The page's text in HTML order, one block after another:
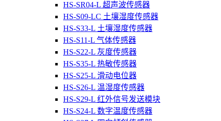
HS-SR04-L 超声波传感器
HS-S09-LC 土壤湿度传感器
HS-S33-L 土壤湿度传感器
HS-S11-L 气体传感器
HS-S22-L 灰度传感器
HS-S35-L 热敏传感器
HS-S25-L 滑动电位器
HS-S26-L 温湿度传感器
HS-S29-L 红外信号发送模块
HS-S24-L 数字温度传感器